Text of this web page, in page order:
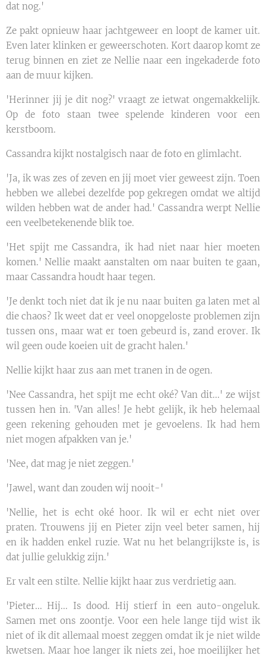
dat nog.'
Ze pakt opnieuw haar jachtgeweer en loopt de kamer uit.
Even later klinken er geweerschoten. Kort daarop komt ze
terug binnen en ziet ze Nellie naar een ingekaderde foto
aan de muur kijken.
'Herinner jij je dit nog?' vraagt ze ietwat ongemakkelijk.
Op de foto staan twee spelende kinderen voor een
kerstboom.
Cassandra kijkt nostalgisch naar de foto en glimlacht.
'Ja, ik was zes of zeven en jij moet vier geweest zijn. Toen
hebben we allebei dezelfde pop gekregen omdat we altijd
wilden hebben wat de ander had.' Cassandra werpt Nellie
een veelbetekenende blik toe.
'Het spijt me Cassandra, ik had niet naar hier moeten
komen.' Nellie maakt aanstalten om naar buiten te gaan,
maar Cassandra houdt haar tegen.
'Je denkt toch niet dat ik je nu naar buiten ga laten met al
die chaos? Ik weet dat er veel onopgeloste problemen zijn
tussen ons, maar wat er toen gebeurd is, zand erover. Ik
wil geen oude koeien uit de gracht halen.'
Nellie kijkt haar zus aan met tranen in de ogen.
'Nee Cassandra, het spijt me echt oké? Van dit...' ze wijst
tussen hen in. 'Van alles! Je hebt gelijk, ik heb helemaal
geen rekening gehouden met je gevoelens. Ik had hem
niet mogen afpakken van je.'
'Nee, dat mag je niet zeggen.'
'Jawel, want dan zouden wij nooit-'
'Nellie, het is echt oké hoor. Ik wil er echt niet over
praten. Trouwens jij en Pieter zijn veel beter samen, hij
en ik hadden enkel ruzie. Wat nu het belangrijkste is, is
dat jullie gelukkig zijn.'
Er valt een stilte. Nellie kijkt haar zus verdrietig aan.
'Pieter... Hij... Is dood. Hij stierf in een auto-ongeluk.
Samen met ons zoontje. Voor een hele lange tijd wist ik
niet of ik dit allemaal moest zeggen omdat ik je niet wilde
kwetsen. Maar hoe langer ik niets zei, hoe moeilijker het